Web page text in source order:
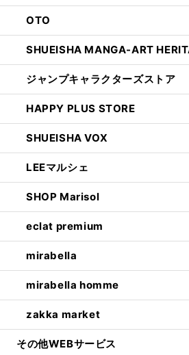
OTO
SHUEISHA MANGA-ART
ジャンプキャラクターズストア
HAPPY PLUS STORE
SHUEISHA VOX
LEEマルシェ
SHOP Marisol
eclat premium
mirabella
mirabella homme
zakka market
その他WEBサービス